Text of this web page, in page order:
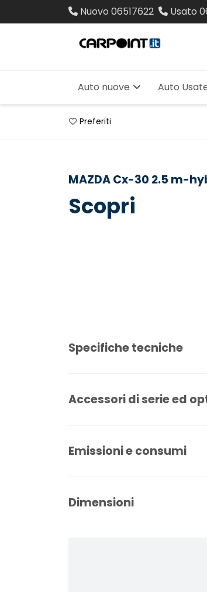
Nuovo 06517622 Usato
Auto nuove Auto
Preferiti
MAZDA Cx-30 2.5 m-
Scopri
Specifiche tecniche
Accessori di serie ed
Emissioni e consumi
Dimensioni